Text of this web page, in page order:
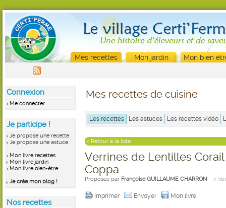
Mes recettes Mon jardin Mon bien
Connexion
Me connecter
Je participe !
Je propose une recette
Je propose une astuce
Mon livre recettes
Mon livre jardin
Mon livre bien-être
Je crée mon blog !
Nos recettes
Mes recettes de cuisine
Les recettes Les astuces Les recettes vidéo
< Retour à la liste
Verrines de Lentilles
Coppa
Proposée par Françoise GUILLAUME CHARRON >
Imprimer Envoyer Mon livre